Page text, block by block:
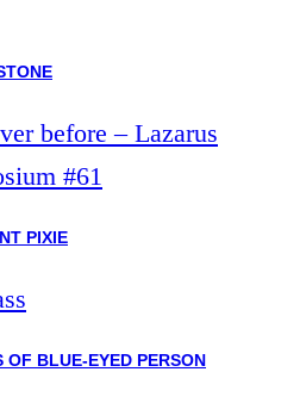
before – Lazarus
#61